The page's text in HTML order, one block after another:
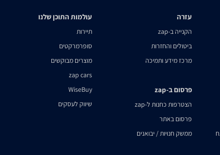
עזרה
הקנייה ב-zap
ביטולים והחזרות
מרכז מידע ותמיכה
פרסום ב-zap
הצטרפות כחנות ל-zap
פרסום באתר
ממשק חנויות / יבואנים
עולמות התוכן שלנו
תיירות
סופרמרקטים
מוצרים מבוקשים
zap cars
WiseBuy
שיווק לעסקים